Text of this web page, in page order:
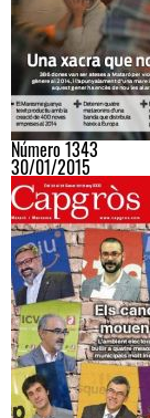
Número 1343
30/01/2015